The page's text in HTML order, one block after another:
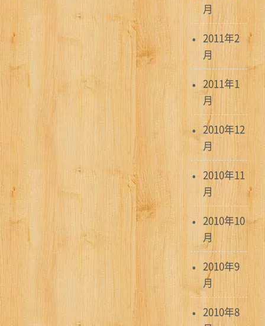
月
2011年2
月
2011年1
月
2010年12
月
2010年11
月
2010年10
月
2010年9
月
2010年8